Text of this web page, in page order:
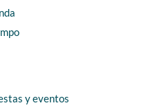
y eventos